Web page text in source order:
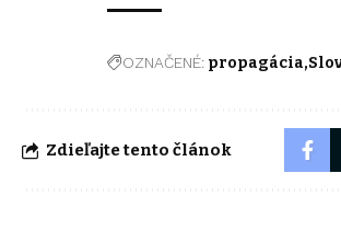
OZNAČENÉ: propagácia
Zdieľajte tento článok